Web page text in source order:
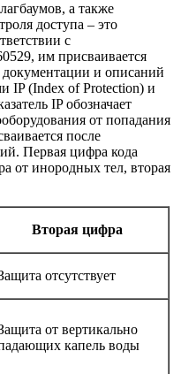
а также
доступа – это
с
им присваивается
и описаний
IP (Index of Protection) и
IP обозначает
от попадания
после
Первая цифра кода
от инородных тел, вторая
Вторая цифра
отсутствует
от вертикально
капель воды